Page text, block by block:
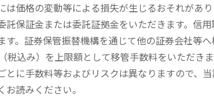
は価格の変動等による損失が生じるおそれがあ
託保証金または委託証拠金をいただきます。信
す。証券保管振替機構を通じて他の証券会社等
税込み）を上限額として移管手数料をいただき
とに手数料等およびリスクは異なりますので、
お読みください。